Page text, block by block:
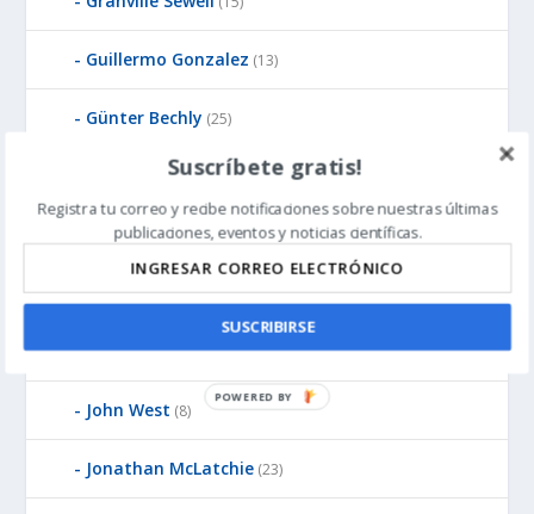
Guillermo Gonzalez (13)
Günter Bechly (25)
Howard Glicksman(8)
Howard Glicksman(5)
James Gills(1)
Jean-Pierre Luminet(2)
John West (8)
Jonathan McLatchie (23)
Suscríbete gratis!
Registra tu correo y recibe notificaciones sobre nuestras últimas
publicaciones, eventos y noticias científicas.
SUSCRIBIRSE